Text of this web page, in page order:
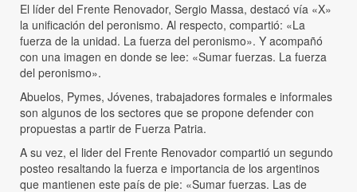
El líder del Frente Renovador, Sergio Massa, destacó vía «X»
la unificación del peronismo. Al respecto, compartió: «La
fuerza de la unidad. La fuerza del peronismo». Y acompañó
con una imagen en donde se lee: «Sumar fuerzas. La fuerza
del peronismo».
Abuelos, Pymes, Jóvenes, trabajadores formales e informales
son algunos de los sectores que se propone defender con
propuestas a partir de Fuerza Patria.
A su vez, el lider del Frente Renovador compartió un segundo
posteo resaltando la fuerza e importancia de los argentinos
que mantienen este país de pie: «Sumar fuerzas. Las de